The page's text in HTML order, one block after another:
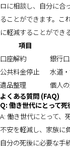
ロに相談し、自分に合
ることができます。こ
に軽減することができ
項目
口座解約
銀行
公共料金停止
水道
遺品整理
個人
よくある質問 (FAQ)
Q: 働き世代にとって
A: 働き世代にとって、
不安を軽減し、家族に
自分の死後に必要な手